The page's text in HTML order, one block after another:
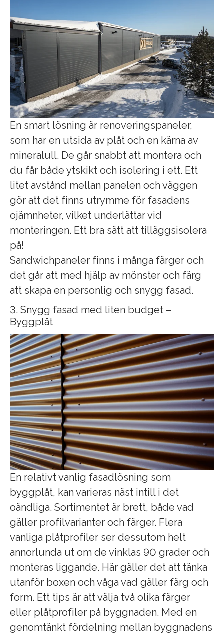
En smart lösning är renoveringspaneler,
som har en utsida av plåt och en kärna av
mineralull. De går snabbt att montera och
du får både ytskikt och isolering i ett. Ett
litet avstånd mellan panelen och väggen
gör att det finns utrymme för fasadens
ojämnheter, vilket underlättar vid
monteringen. Ett bra sätt att tilläggsisolera
på!
Sandwichpaneler finns i många färger och
det går att med hjälp av mönster och färg
att skapa en personlig och snygg fasad.
3. Snygg fasad med liten budget –
Byggplåt
En relativt vanlig fasadlösning som
byggplåt, kan varieras näst intill i det
oändliga. Sortimentet är brett, både vad
gäller profilvarianter och färger. Flera
vanliga plåtprofiler ser dessutom helt
annorlunda ut om de vinklas 90 grader och
monteras liggande. Här gäller det att tänka
utanför boxen och våga vad gäller färg och
form. Ett tips är att välja två olika färger
eller plåtprofiler på byggnaden. Med en
genomtänkt fördelning mellan byggnadens